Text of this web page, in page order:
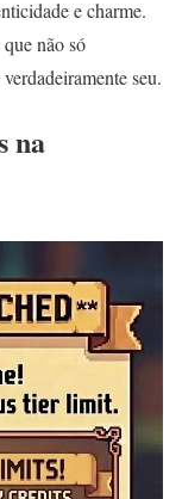
e charme.
não só
seu.
na